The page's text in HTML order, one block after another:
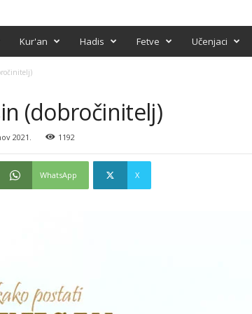
Kur'an Hadis Fetve Učenjaci
(dobročinitelj)
2021. 1192
WhatsApp X